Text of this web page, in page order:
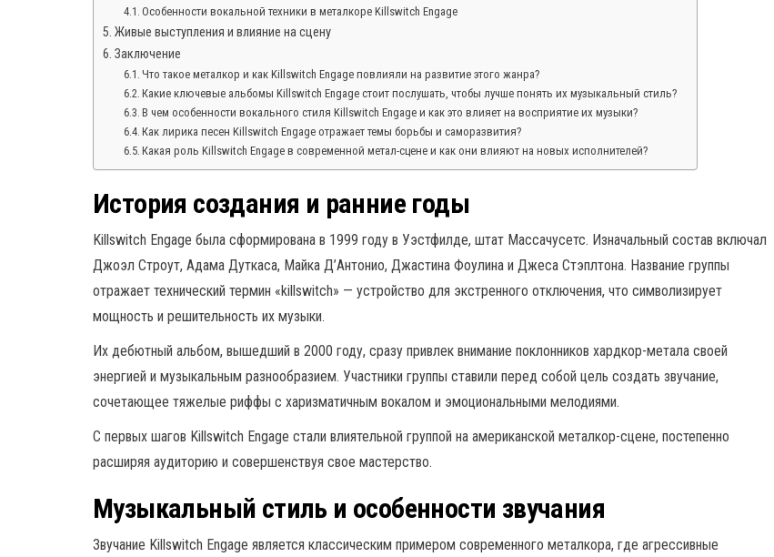
Особенности вокальной техники в металкоре Killswitch Engage
Живые выступления и влияние на сцену
Заключение
Что такое металкор и как Killswitch Engage повлияли на развитие этого жанра?
Какие ключевые альбомы Killswitch Engage стоит послушать, чтобы лучше понять их музыкальный стиль?
В чем особенности вокального стиля Killswitch Engage и как это влияет на восприятие их музыки?
Как лирика песен Killswitch Engage отражает темы борьбы и саморазвития?
Какая роль Killswitch Engage в современной метал-сцене и как они влияют на новых исполнителей?
История создания и ранние годы
Killswitch Engage была сформирована в 1999 году в Уэстфилде, штат Массачусетс. Изначальный состав включал
Джоэл Строут, Адама Дуткаса, Майка Д’Антонио, Джастина Фоулина и Джеса Стэплтона. Название группы
отражает технический термин «killswitch» — устройство для экстренного отключения, что символизирует
мощность и решительность их музыки.
Их дебютный альбом, вышедший в 2000 году, сразу привлек внимание поклонников хардкор-метала своей
энергией и музыкальным разнообразием. Участники группы ставили перед собой цель создать звучание,
сочетающее тяжелые риффы с харизматичным вокалом и эмоциональными мелодиями.
С первых шагов Killswitch Engage стали влиятельной группой на американской металкор-сцене, постепенно
расширяя аудиторию и совершенствуя свое мастерство.
Музыкальный стиль и особенности звучания
Звучание Killswitch Engage является классическим примером современного металкора, где агрессивные